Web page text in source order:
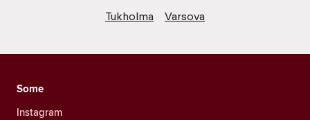
Tukholma
Varsova
Some
Instagram